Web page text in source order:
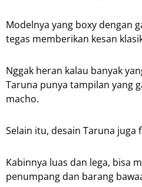
Modelnya yang boxy dengan
tegas memberikan kesan
Nggak heran kalau banyak
Taruna punya tampilan yang
macho.
Selain itu, desain Taruna juga
Kabinnya luas dan lega, bisa
penumpang dan barang